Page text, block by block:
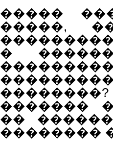
�����
�����,
�
�������
��
��������